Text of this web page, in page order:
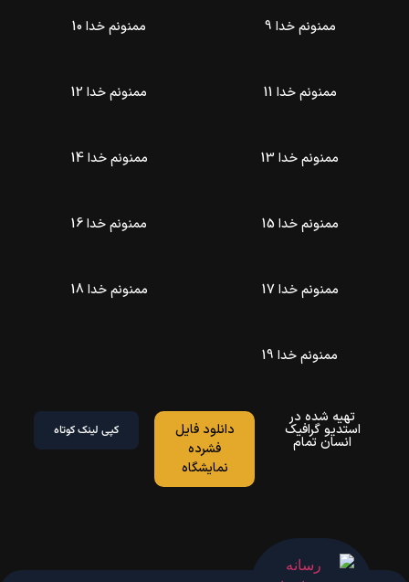
ممنونم خدا 9 ممنونم خدا 10
ممنونم خدا 11 ممنونم خدا 12
ممنونم خدا 13 ممنونم خدا 14
ممنونم خدا 15 ممنونم خدا 16
ممنونم خدا 17 ممنونم خدا 18
ممنونم خدا 19
تهیه شده در
استدیو گرافیک
انسان تمام
دانلود فایل
فشرده
نمایشگاه
کپی لینک کوتاه